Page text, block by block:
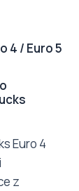
4 / Euro 5
Euro 4
z